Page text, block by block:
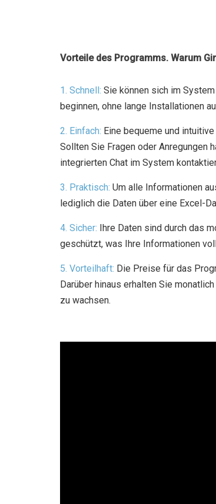
Vorteile des Programms. Warum
1. Schnell: Sie können sich im
beginnen, ohne lange Installationen
2. Einfach: Eine bequeme und
Sollten Sie Fragen oder Anregungen
integrierten Chat im System
3. Praktisch: Um alle Informationen
lediglich die Daten über eine Excel-
4. Sicher: Ihre Daten sind durch das
geschützt, was Ihre Informationen
5. Vorteilhaft: Die Preise für das
Darüber hinaus erhalten Sie
zu wachsen.